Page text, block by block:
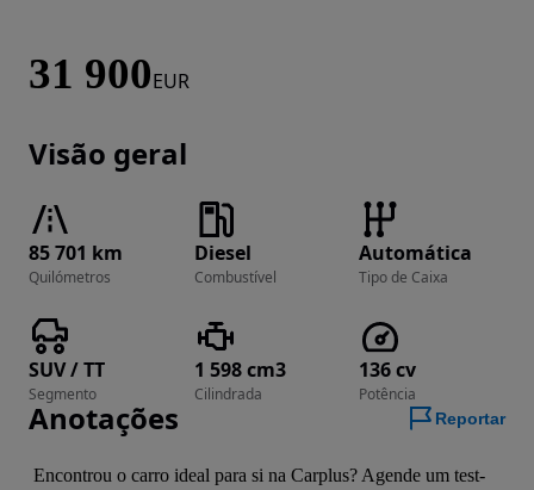
31 900EUR
Visão geral
85 701 km
Quilómetros
Diesel
Combustível
Automática
Tipo de Caixa
SUV / TT
Segmento
1 598 cm3
Cilindrada
136 cv
Potência
Anotações Reportar